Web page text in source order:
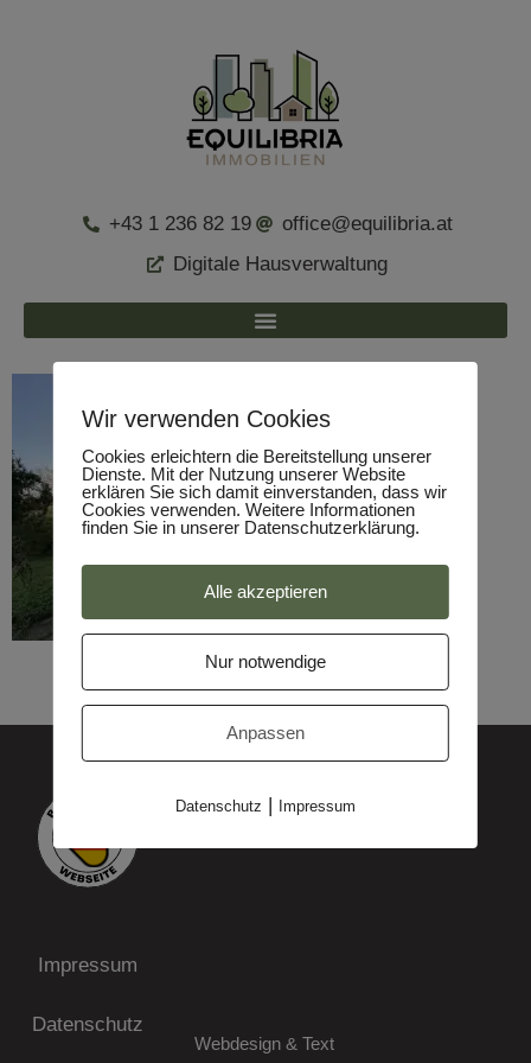
+43 1 236 82 19
office@equilibria.at
Digitale Hausverwaltung
Impressum
Datenschutz
Webdesign & Text
Wir verwenden Cookies
Cookies erleichtern die Bereitstellung unserer
Dienste. Mit der Nutzung unserer Website
erklären Sie sich damit einverstanden, dass wir
Cookies verwenden. Weitere Informationen
finden Sie in unserer Datenschutzerklärung.
Alle akzeptieren
Nur notwendige
Anpassen
Datenschutz | Impressum